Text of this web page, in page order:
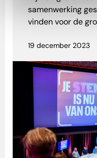
samenwerking
vinden voor de
19 december 2023